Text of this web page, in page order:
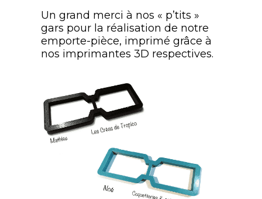
Un grand merci à nos « p’tits »
gars pour la réalisation de notre
emporte-pièce, imprimé grâce à
nos imprimantes 3D respectives.